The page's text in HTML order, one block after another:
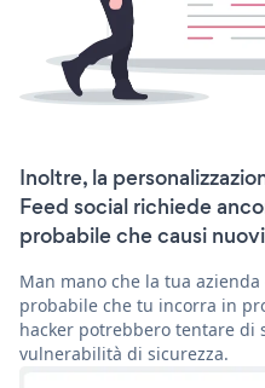
Inoltre, la
Feed social richiede
probabile che causi
Man mano che la tua
probabile che tu incorra in
hacker potrebbero tentare di
vulnerabilità di sicurezza.